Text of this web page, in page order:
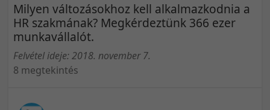
Milyen változásokhoz kell alkalmazkodnia a
HR szakmának? Megkérdeztünk 366 ezer
munkavállalót.
Felvétel ideje: 2018. november 7.
8 megtekintés